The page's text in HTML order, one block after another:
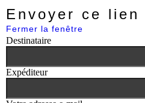
Envoyer ce
Fermer la fenêtre
Destinataire
Expéditeur